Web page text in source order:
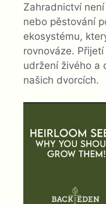
Zahradnictví
nebo pěstování
ekosystému,
rovnováze.
udržení živého a
našich dvorcích.